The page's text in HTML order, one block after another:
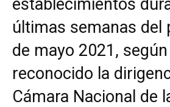
establecimientos
últimas semanas del
de mayo 2021,
reconocido la
Cámara Nacional de